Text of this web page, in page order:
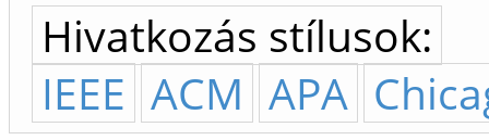
Hivatkozás stílusok:
IEEE ACM APA